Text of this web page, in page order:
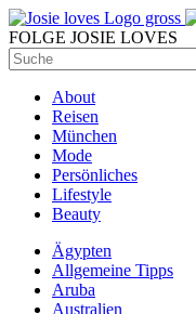
FOLGE JOSIE LOVES
About
Reisen
München
Mode
Persönliches
Lifestyle
Beauty
Ägypten
Allgemeine Tipps
Aruba
Australien